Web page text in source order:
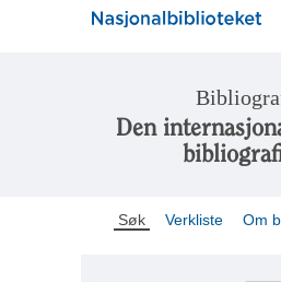
Den
Søk Verkliste Om